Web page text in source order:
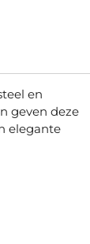
en
geven deze
elegante